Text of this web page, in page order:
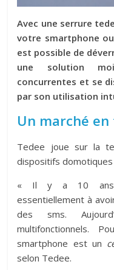
Avec une serrure
votre smartphone
est possible de
une solution
concurrentes et se
par son utilisation
Un marché
Tedee joue sur la
dispositifs domotiques
« Il y a 10 ans,
essentiellement à
des sms.
multifonctionnels.
smartphone est un
selon Tedee.